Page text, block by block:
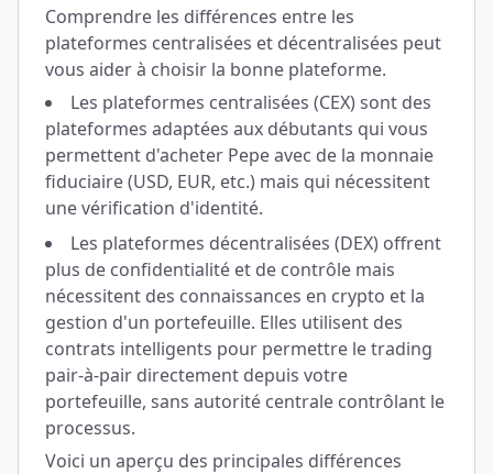
Comprendre les différences entre les
plateformes centralisées et décentralisées peut
vous aider à choisir la bonne plateforme.
Les plateformes centralisées (CEX) sont des
plateformes adaptées aux débutants qui vous
permettent d'acheter Pepe avec de la monnaie
fiduciaire (USD, EUR, etc.) mais qui nécessitent
une vérification d'identité.
Les plateformes décentralisées (DEX) offrent
plus de confidentialité et de contrôle mais
nécessitent des connaissances en crypto et la
gestion d'un portefeuille. Elles utilisent des
contrats intelligents pour permettre le trading
pair-à-pair directement depuis votre
portefeuille, sans autorité centrale contrôlant le
processus.
Voici un aperçu des principales différences